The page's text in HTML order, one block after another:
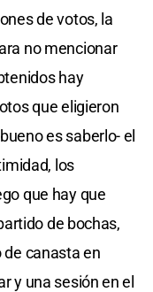
de votos, la
no mencionar
hay
que eligieron
es saberlo- el
los
que hay que
de bochas,
de canasta en
y una sesión en el